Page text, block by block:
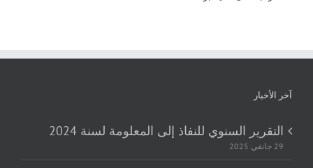
آخر الأخبار
التقرير السنوي للنفاذ إلى المعلومة لسنة 2024
29 جانفي 2025